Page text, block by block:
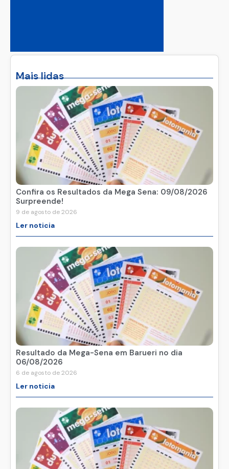
Mais lidas
Confira os Resultados da Mega Sena: 09/08/2026
Surpreende!
9 de agosto de 2026
Ler noticia
Resultado da Mega-Sena em Barueri no dia
06/08/2026
6 de agosto de 2026
Ler noticia